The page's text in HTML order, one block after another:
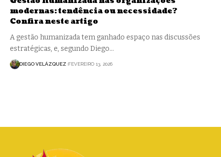
modernas: tendência ou necessidade?
Confira neste artigo
A gestão humanizada tem ganhado espaço nas discussões
estratégicas, e, segundo Diego…
DIEGO VELÁZQUEZ FEVEREIRO 13, 2026